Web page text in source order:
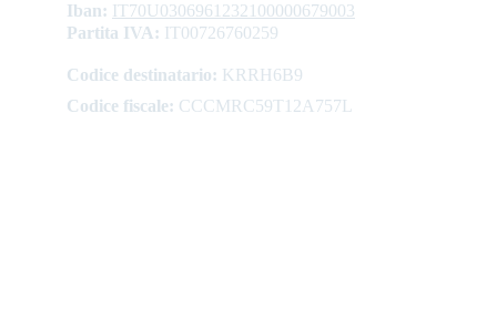
Iban: IT70U0306961232100000679003
Partita IVA: IT00726760259
Codice destinatario: KRRH6B9
Codice fiscale: CCCMRC59T12A757L